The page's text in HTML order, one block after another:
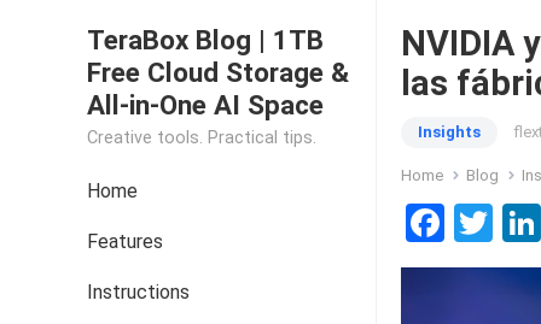
TeraBox Blog | 1TB
Free Cloud Storage &
All-in-One AI Space
Creative tools. Practical tips.
Home
Features
Instructions
NVIDIA
las
Insights
Home Blog
F
a
T
wi
tt